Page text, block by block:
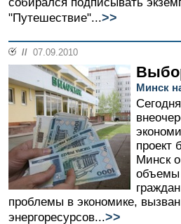
"Путешествие"...>>
// 07.09.2010
Минск
проект
Минск
объемы
проблемы в экономике,
энергоресурсов...>>